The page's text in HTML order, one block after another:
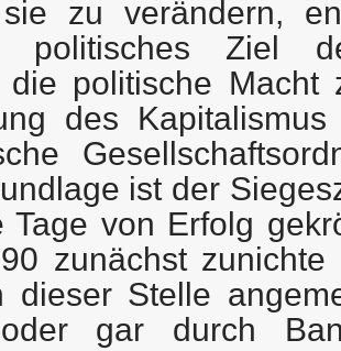
zu verändern,
politisches Ziel
die politische
des
ist der
Tage von Erfolg
zunächst
dieser Stelle
gar durch